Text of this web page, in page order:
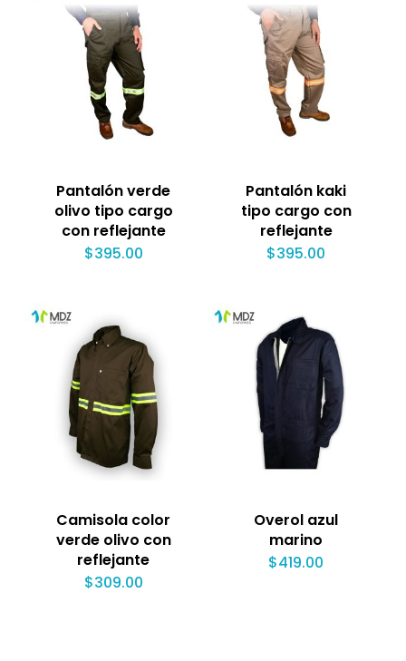
Pantalón verde
olivo tipo cargo
con reflejante
$395.00
Pantalón kaki
tipo cargo con
reflejante
$395.00
Camisola color
verde olivo con
reflejante
$309.00
Overol azul
marino
$419.00